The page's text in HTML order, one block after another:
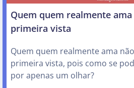
Quem quem realmente
primeira vista
Quem quem realmente ama
primeira vista, pois como se
por apenas um olhar?